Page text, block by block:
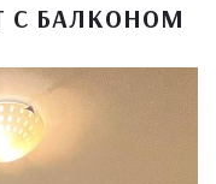
С БАЛКОНОМ